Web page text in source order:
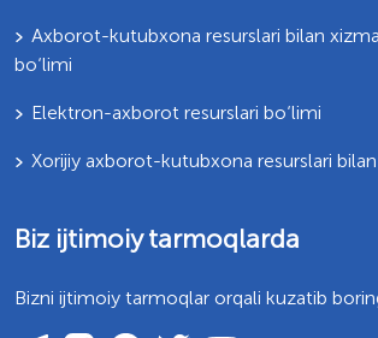
Axborot-kutubxona resurslari bilan
bo‘limi
Elektron-axborot resurslari bo‘limi
Xorijiy axborot-kutubxona resurslari bilan
Biz ijtimoiy tarmoqlarda
Bizni ijtimoiy tarmoqlar orqali kuzatib